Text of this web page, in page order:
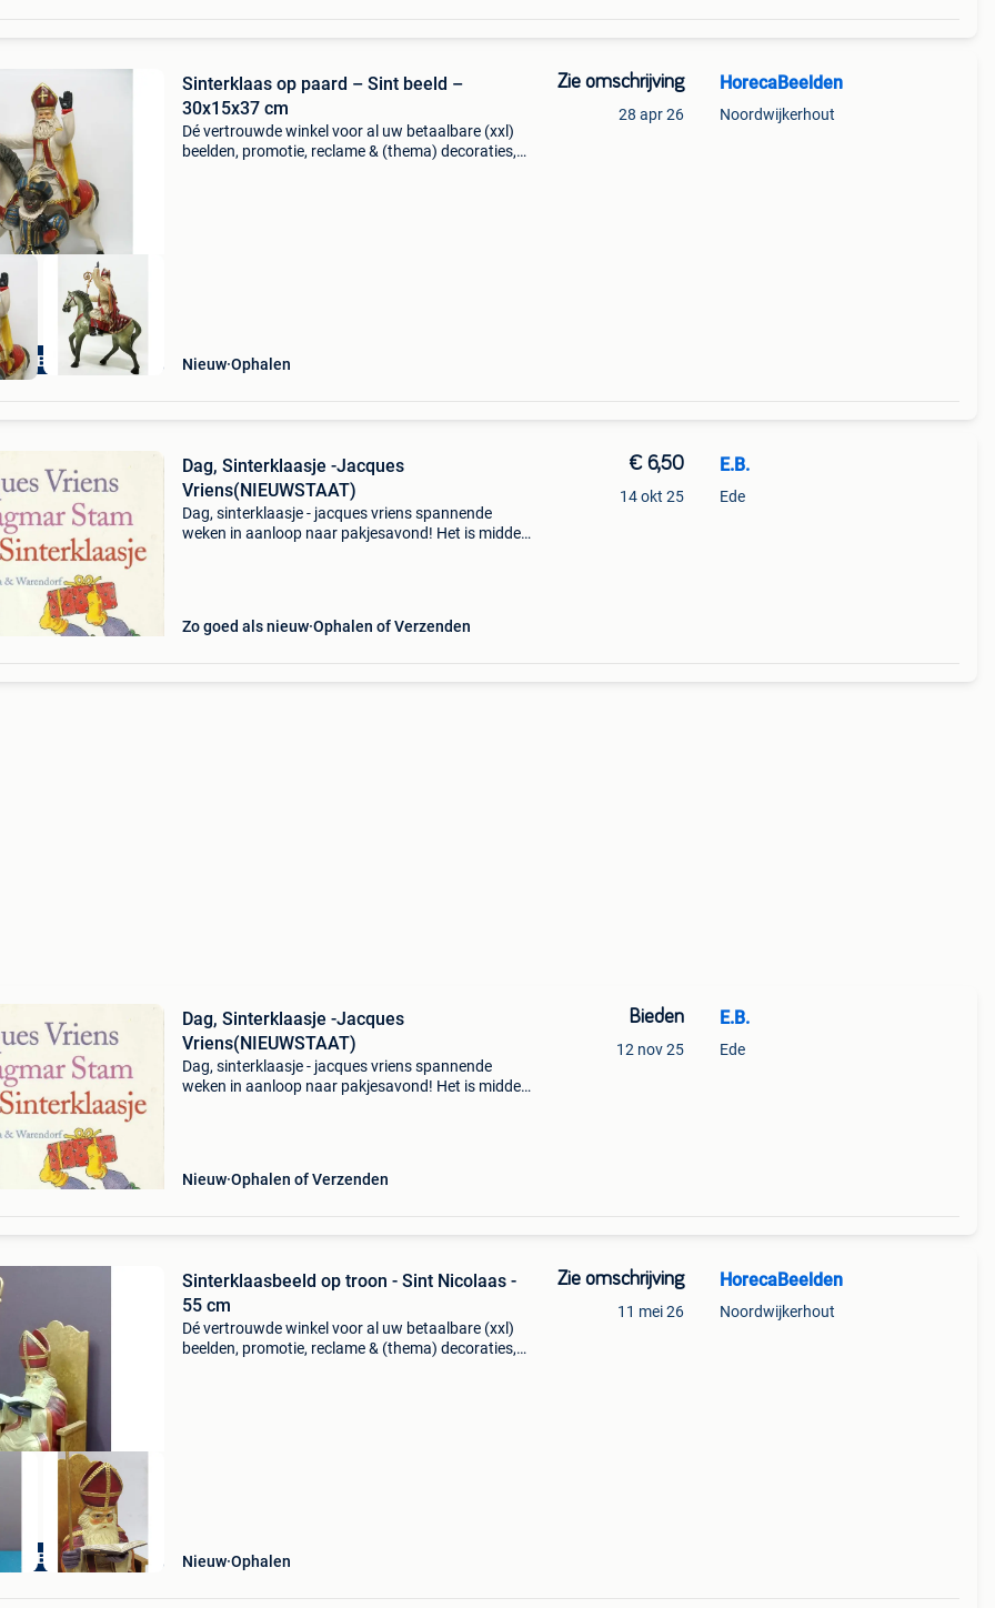
Sinterklaas op paard – Sint beeld –
30x15x37 cm
Dé vertrouwde winkel voor al uw betaalbare (xxl)
beelden, promotie, reclame & (thema) decoraties,
Nieuw Ophalen
Zie omschrijving
28 apr 26
HorecaBeelden
Noordwijkerhout
Dag, Sinterklaasje -Jacques
Vriens(NIEUWSTAAT)
Dag, sinterklaasje - jacques vriens spannende
weken in aanloop naar pakjesavond! Het is midden
Zo goed als nieuw Ophalen of Verzenden
€ 6,50
14 okt 25
E.B.
Ede
Dag, Sinterklaasje -Jacques
Vriens(NIEUWSTAAT)
Dag, sinterklaasje - jacques vriens spannende
weken in aanloop naar pakjesavond! Het is midden
Nieuw Ophalen of Verzenden
Bieden
12 nov 25
E.B.
Ede
Sinterklaasbeeld op troon - Sint Nicolaas -
55 cm
Dé vertrouwde winkel voor al uw betaalbare (xxl)
beelden, promotie, reclame & (thema) decoraties,
Nieuw Ophalen
Zie omschrijving
11 mei 26
HorecaBeelden
Noordwijkerhout